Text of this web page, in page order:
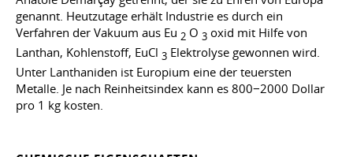
genannt. Heutzutage erhält Industrie es durch ein
Verfahren der Vakuum aus Eu 2 O 3 oxid mit Hilfe von
Lanthan, Kohlenstoff, EuCl 3 Elektrolyse gewonnen wird.
Unter Lanthaniden ist Europium eine der teuersten
Metalle. Je nach Reinheitsindex kann es 800−2000 Dollar
pro 1 kg kosten.